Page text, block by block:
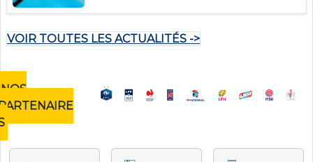
VOIR TOUTES LES ACTUALITÉS ->
NOS